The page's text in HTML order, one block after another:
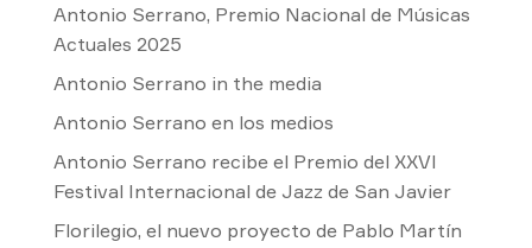
Antonio Serrano, Premio Nacional de Músicas
Actuales 2025
Antonio Serrano in the media
Antonio Serrano en los medios
Antonio Serrano recibe el Premio del XXVI
Festival Internacional de Jazz de San Javier
Florilegio, el nuevo proyecto de Pablo Martín